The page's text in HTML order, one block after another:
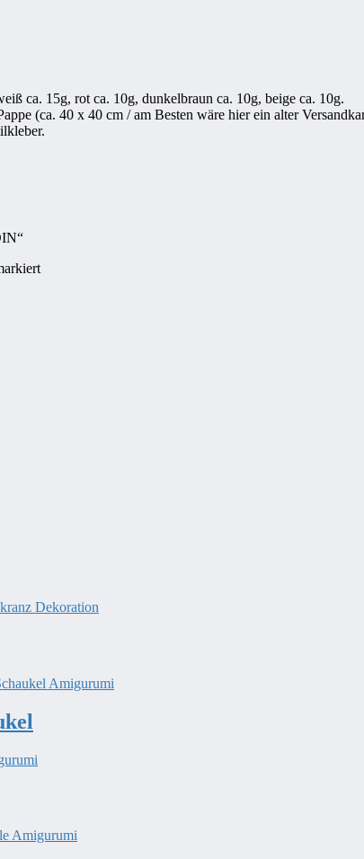
ca. 15g, rot ca. 10g, dunkelbraun ca. 10g, beige ca. 10g.
(ca. 40 x 40 cm / am Besten wäre hier ein alter